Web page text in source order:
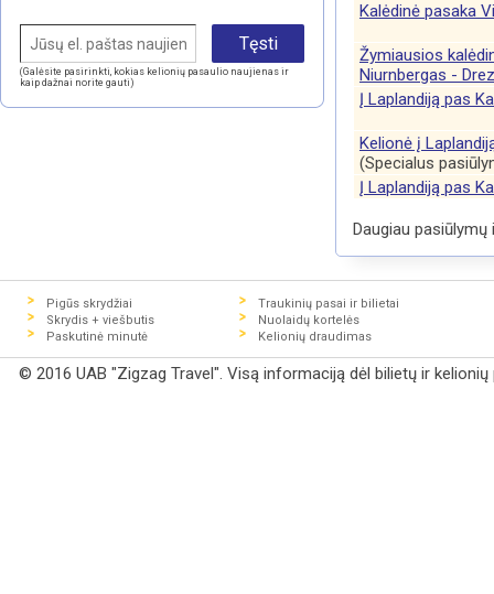
(Galėsite pasirinkti, kokias kelionių pasaulio naujienas ir
kaip dažnai norite gauti)
Kalėdinė pasaka
Žymiausios
Niurnbergas -
Į Laplandiją pas
Kelionė į
(Specialus
Į Laplandiją pas
Daugiau
Pigūs skrydžiai
Skrydis + viešbutis
Paskutinė minutė
Traukinių pasai ir bilietai
Nuolaidų kortelės
Kelionių draudimas
© 2016 UAB "Zigzag Travel". Visą informaciją dėl bilietų ir